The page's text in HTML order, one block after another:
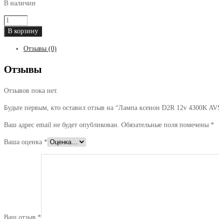
В наличии
Количество
товара
ксенон
12v
AVS
В корзину
Отзывы (0)
Отзывы
Отзывов пока нет.
Будьте первым, кто оставил отзыв на “Лампа ксенон D2R 12v 4300K
Ваш адрес email не будет опубликован. Обязательные поля помечены *
Ваша оценка *
Ваш отзыв *